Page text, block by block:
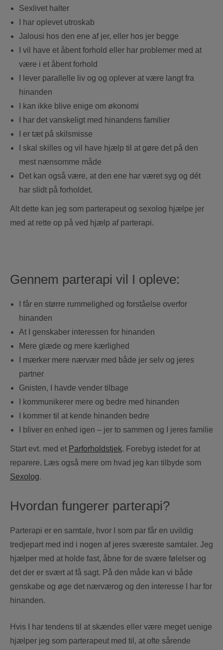
Sexlivet halter
I har oplevet utroskab
Jalousi hos den ene af jer, eller hos jer begge
I vil have et åbent forhold eller har problemer med at
være i et åbent forhold
I lever parallelle liv og og oplever at være langt fra
hinanden
I kan ikke blive enige om økonomi
I har det vanskeligt med hinandens familier
I er tæt på skilsmisse
I skal skilles og vil have hjælp til at gøre det på den
mest nænsomme måde
Det kan også være, at den ene har været syg og dét
har slidt på forholdet.
Alt dette kan jeg som parterapeut og sexolog hjælpe jer
med at rette op på ved hjælp af parterapi.
Gennem parterapi vil I opleve:
I får en større rummelighed og forståelse overfor
hinanden
At I genskaber interessen for hinanden
Mere glæde og mere kærlighed
I mærker mere nærvær med både jer selv og jeres
partner
Gnisten, I havde vender tilbage
I kommunikerer mere og bedre med hinanden
I kommer til at kende hinanden bedre
I bliver en enhed igen – jer to sammen og I jeres familie
Start evt. med et Parforholdstjek. Forebyg istedet for at
reparere. Læs også mere om hvad jeg kan tilbyde som
Sexolog.
Hvordan fungerer parterapi?
Parterapi er en samtale, hvor I som par får en uvildig
tredjepart med ind i nogen af jeres sværeste samtaler. Jeg
hjælper med at holde fast, åbne for de svære følelser og
det der er svært at få sagt. På den måde kan vi både
genskabe og øge det nærværog og den interesse I har for
hinanden.
Hvis I har tendens til at skændes eller være meget uenige
hjælper jeg som parterapeut med til, at ofte sårende